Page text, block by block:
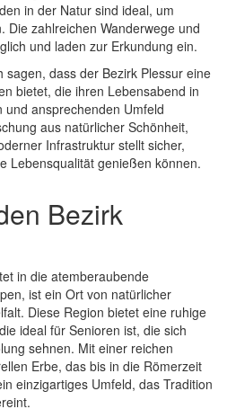
in der Natur sind ideal, um
Die zahlreichen Wanderwege und
und laden zur Erkundung ein.
dass der Bezirk Plessur eine
bietet, die ihren Lebensabend in
ansprechenden Umfeld
aus natürlicher Schönheit,
Infrastruktur stellt sicher,
Lebensqualität genießen können.
Bezirk
in die atemberaubende
ist ein Ort von natürlicher
Diese Region bietet eine ruhige
ideal für Senioren ist, die sich
sehnen. Mit einer reichen
Erbe, das bis in die Römerzeit
einzigartiges Umfeld, das Tradition